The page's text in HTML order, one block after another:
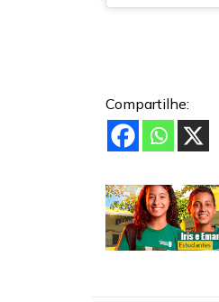
Compartilhe: